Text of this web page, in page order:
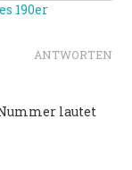
190er
ANTWORTEN
Nummer lautet